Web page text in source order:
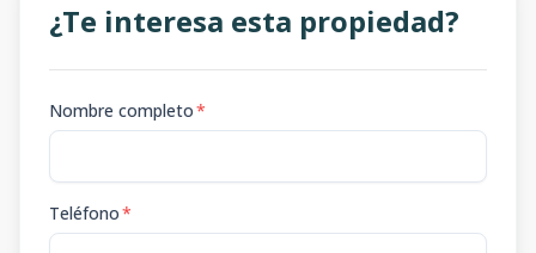
¿Te interesa esta propiedad?
Nombre completo*
Teléfono*